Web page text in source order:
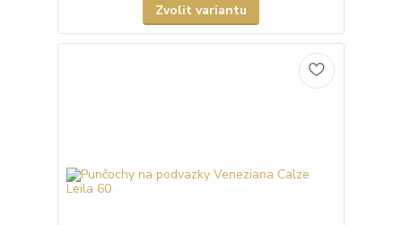
Zvolit variantu